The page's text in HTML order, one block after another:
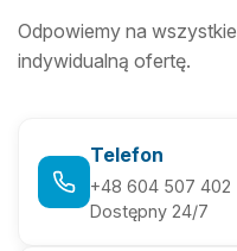
Odpowiemy na
indywidualną ofertę.
Telefon
+48 604 507 402
Dostępny 24/7